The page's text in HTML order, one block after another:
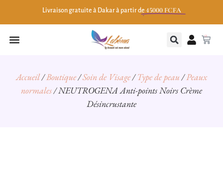
Livraison gratuite à Dakar à partir de 45000 FCFA
0
Accueil/Boutique/Soin de Visage/Type de peau/Peaux
normales/ NEUTROGENA Anti-points Noirs Crème
Désincrustante